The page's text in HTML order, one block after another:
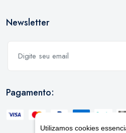
Newsletter
Pagamento:
Utilizamos cookies